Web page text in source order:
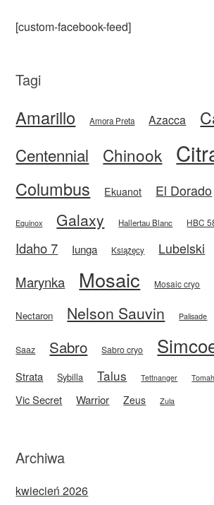
[custom-facebook-feed]
Tagi
Amarillo Amora Preta Azacca
Centennial Chinook
Columbus Ekuanot El Dorado
Equinox Galaxy Hallertau Blanc HBC
Idaho 7 Iunga Książęcy Lubelski
Marynka
Mosaic Mosaic cryo
Nectaron Nelson Sauvin Palisade
Saaz Sabro Sabro cryo
Strata Sybilla Talus Tettnanger
Vic Secret Warrior Zeus Zula
Archiwa
kwiecień 2026